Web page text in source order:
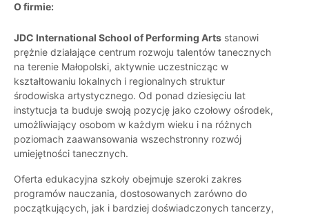
O firmie:
JDC International School of Performing Arts stanowi
prężnie działające centrum rozwoju talentów tanecznych
na terenie Małopolski, aktywnie uczestnicząc w
kształtowaniu lokalnych i regionalnych struktur
środowiska artystycznego. Od ponad dziesięciu lat
instytucja ta buduje swoją pozycję jako czołowy ośrodek,
umożliwiający osobom w każdym wieku i na różnych
poziomach zaawansowania wszechstronny rozwój
umiejętności tanecznych.
Oferta edukacyjna szkoły obejmuje szeroki zakres
programów nauczania, dostosowanych zarówno do
początkujących, jak i bardziej doświadczonych tancerzy,